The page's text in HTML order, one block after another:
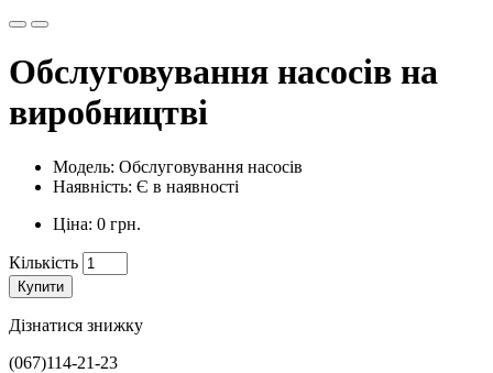
Обслуговування насосів на
виробництві
Модель: Обслуговування насосів
Наявність: Є в наявності
Ціна: 0 грн.
Кількість
Купити
Дізнатися знижку
(067)114-21-23